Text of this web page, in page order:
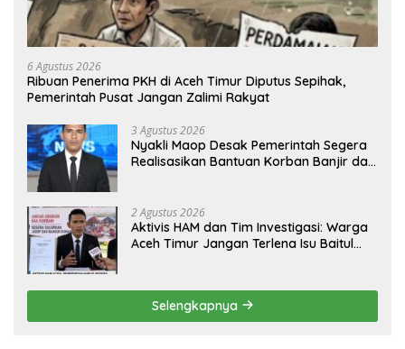
6 Agustus 2026
Ribuan Penerima PKH di Aceh Timur Diputus Sepihak,
Pemerintah Pusat Jangan Zalimi Rakyat
3 Agustus 2026
Nyakli Maop Desak Pemerintah Segera
Realisasikan Bantuan Korban Banjir dan
2 Agustus 2026
Aktivis HAM dan Tim Investigasi: Warga
Aceh Timur Jangan Terlena Isu Baitul
Selengkapnya